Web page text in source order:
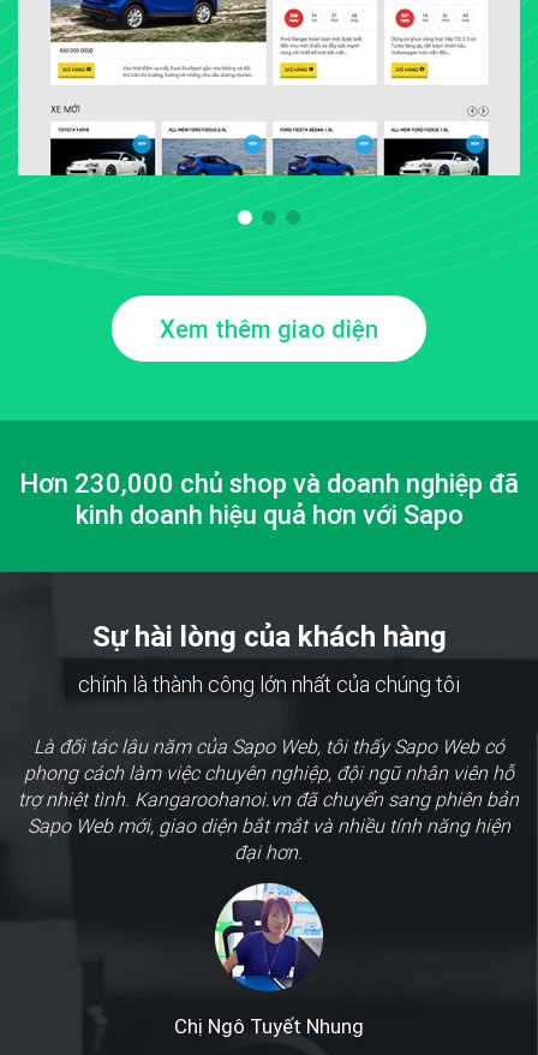
Xem thêm giao diện
Hơn 230,000 chủ shop và doanh nghiệp đã
kinh doanh hiệu quả hơn với Sapo
Sự hài lòng của khách hàng
chính là thành công lớn nhất của chúng tôi
Là đối tác lâu năm của Sapo Web, tôi thấy Sapo Web có
phong cách làm việc chuyên nghiệp, đội ngũ nhân viên hỗ
trợ nhiệt tình. Kangaroohanoi.vn đã chuyển sang phiên bản
Sapo Web mới, giao diện bắt mắt và nhiều tính năng hiện
đại hơn.
Chị Ngô Tuyết Nhung